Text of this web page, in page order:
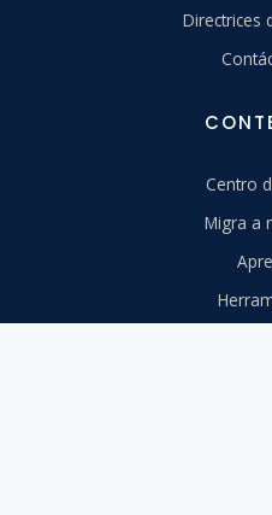
Directrices
Centro
Migra a